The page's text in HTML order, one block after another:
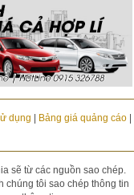
dụng Bảng giá quảng cáo|
sẽ từ các nguồn sao chép.
chúng tôi sao chép thông tin